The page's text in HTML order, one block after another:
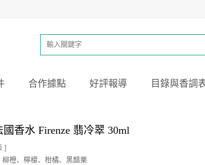
合作據點 好評報導 目錄與香調
國香水 Firenze 翡冷翠 30ml
]
柳橙、檸檬、柑橘、黑醋栗